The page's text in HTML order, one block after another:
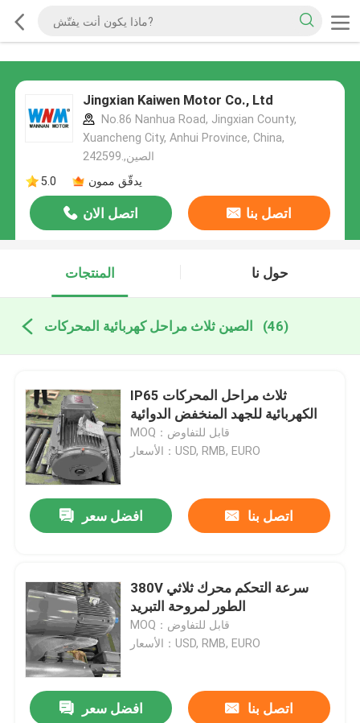
Jingxian Kaiwen Motor Co., Ltd
No.86 Nanhua Road, Jingxian County,
Xuancheng City, Anhui Province, China,
242599.,الصين
5.0
يدقّق ممون
اتصل الان اتصل بنا
المنتجات حول نا
الصين ثلاث مراحل كهربائية المحركات (46)
IP65 ثلاث مراحل المحركات
الكهربائية للجهد المنخفض الدوائية
MOQ：قابل للتفاوض
الأسعار：USD, RMB, EURO
افضل سعر اتصل بنا
380V سرعة التحكم محرك ثلاثي
الطور لمروحة التبريد
MOQ：قابل للتفاوض
الأسعار：USD, RMB, EURO
افضل سعر اتصل بنا